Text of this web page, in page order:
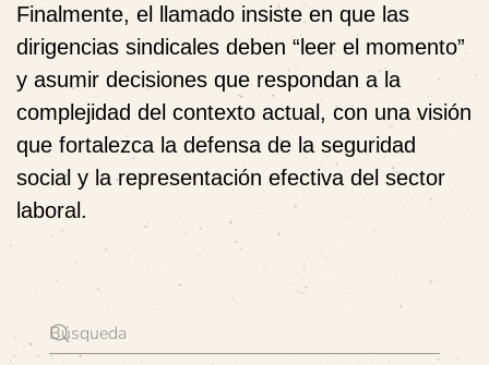
Finalmente, el llamado insiste en que las
dirigencias sindicales deben “leer el momento”
y asumir decisiones que respondan a la
complejidad del contexto actual, con una visión
que fortalezca la defensa de la seguridad
social y la representación efectiva del sector
laboral.